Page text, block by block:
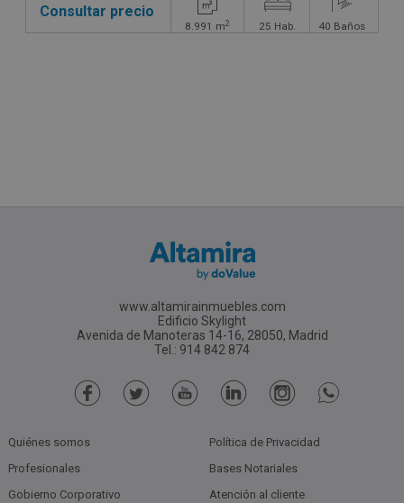
Consultar precio
8.991 m2 25 Hab. 40 Baños
www.altamirainmuebles.com
Edificio Skylight
Avenida de Manoteras 14-16, 28050, Madrid
Tel.: 914 842 874
Quiénes somos
Profesionales
Gobierno Corporativo
Política de Privacidad
Bases Notariales
Atención al cliente